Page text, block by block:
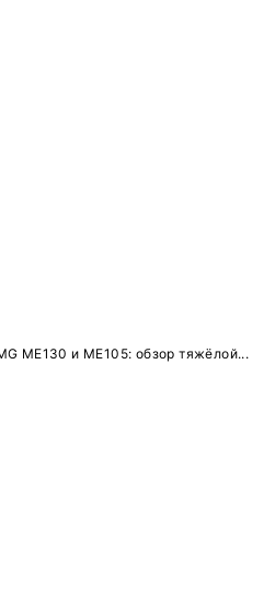
ME130 и ME105: обзор тяжёлой...